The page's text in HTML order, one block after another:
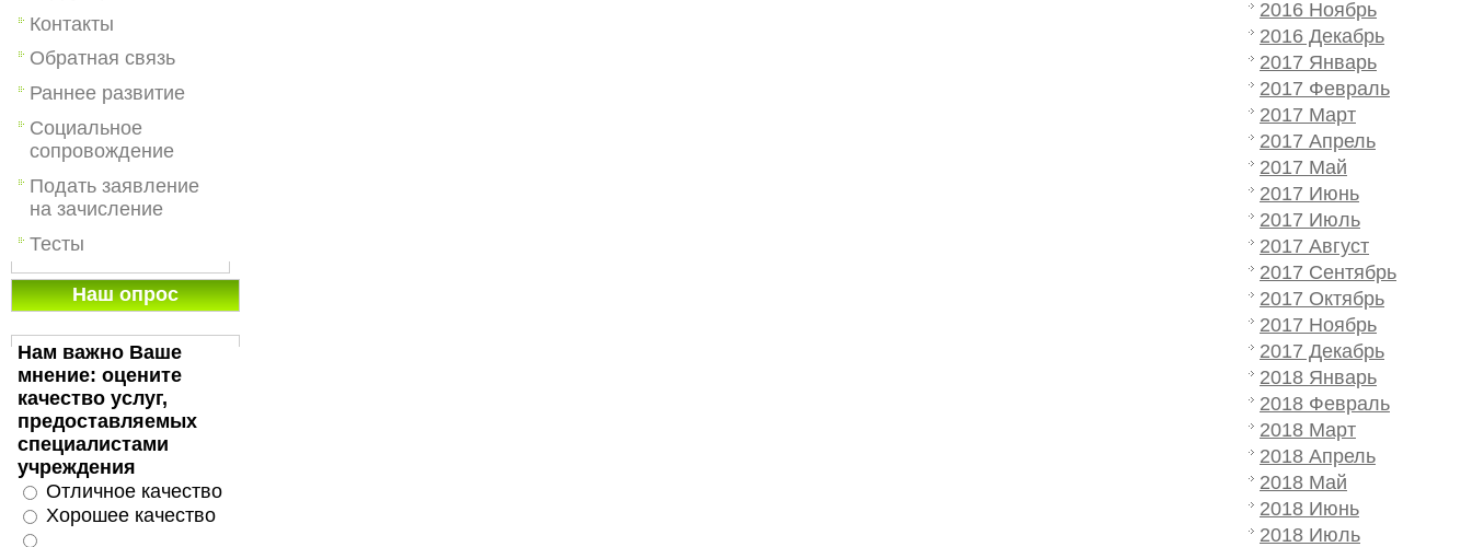
Контакты
Обратная связь
Раннее развитие
Социальное
сопровождение
Подать заявление
на зачисление
Тесты
Наш опрос
Нам важно Ваше
мнение: оцените
качество услуг,
предоставляемых
специалистами
учреждения
Отличное качество
Хорошее качество
2016 Ноябрь
2016 Декабрь
2017 Январь
2017 Февраль
2017 Март
2017 Апрель
2017 Май
2017 Июнь
2017 Июль
2017 Август
2017 Сентябрь
2017 Октябрь
2017 Ноябрь
2017 Декабрь
2018 Январь
2018 Февраль
2018 Март
2018 Апрель
2018 Май
2018 Июнь
2018 Июль